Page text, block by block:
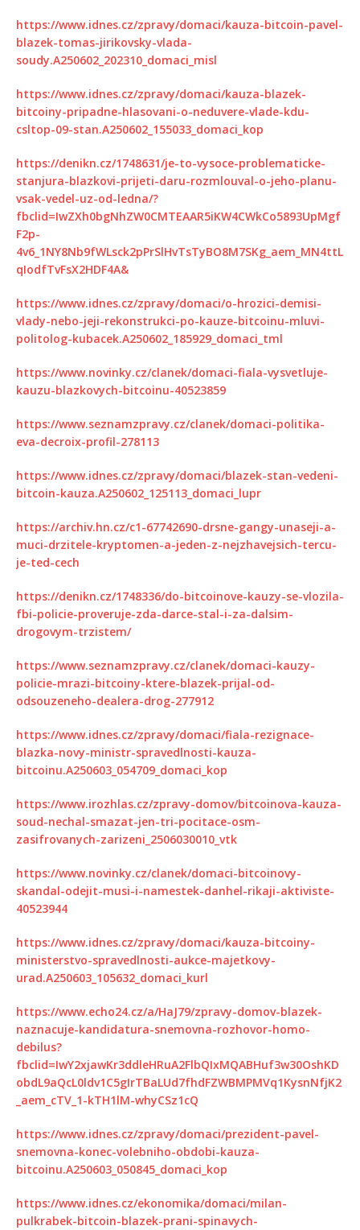
https://www.idnes.cz/zpravy/domaci/kauza-bitcoin-pavel-
blazek-tomas-jirikovsky-vlada-
soudy.A250602_202310_domaci_misl
https://www.idnes.cz/zpravy/domaci/kauza-blazek-
bitcoiny-pripadne-hlasovani-o-neduvere-vlade-kdu-
csltop-09-stan.A250602_155033_domaci_kop
https://denikn.cz/1748631/je-to-vysoce-problematicke-
stanjura-blazkovi-prijeti-daru-rozmlouval-o-jeho-planu-
vsak-vedel-uz-od-ledna/?
fbclid=IwZXh0bgNhZW0CMTEAAR5iKW4CWkCo5893UpMgf
F2p-
4v6_1NY8Nb9fWLsck2pPrSlHvTsTyBO8M7SKg_aem_MN4ttL
qIodfTvFsX2HDF4A&
https://www.idnes.cz/zpravy/domaci/o-hrozici-demisi-
vlady-nebo-jeji-rekonstrukci-po-kauze-bitcoinu-mluvi-
politolog-kubacek.A250602_185929_domaci_tml
https://www.novinky.cz/clanek/domaci-fiala-vysvetluje-
kauzu-blazkovych-bitcoinu-40523859
https://www.seznamzpravy.cz/clanek/domaci-politika-
eva-decroix-profil-278113
https://www.idnes.cz/zpravy/domaci/blazek-stan-vedeni-
bitcoin-kauza.A250602_125113_domaci_lupr
https://archiv.hn.cz/c1-67742690-drsne-gangy-unaseji-a-
muci-drzitele-kryptomen-a-jeden-z-nejzhavejsich-tercu-
je-ted-cech
https://denikn.cz/1748336/do-bitcoinove-kauzy-se-vlozila-
fbi-policie-proveruje-zda-darce-stal-i-za-dalsim-
drogovym-trzistem/
https://www.seznamzpravy.cz/clanek/domaci-kauzy-
policie-mrazi-bitcoiny-ktere-blazek-prijal-od-
odsouzeneho-dealera-drog-277912
https://www.idnes.cz/zpravy/domaci/fiala-rezignace-
blazka-novy-ministr-spravedlnosti-kauza-
bitcoinu.A250603_054709_domaci_kop
https://www.irozhlas.cz/zpravy-domov/bitcoinova-kauza-
soud-nechal-smazat-jen-tri-pocitace-osm-
zasifrovanych-zarizeni_2506030010_vtk
https://www.novinky.cz/clanek/domaci-bitcoinovy-
skandal-odejit-musi-i-namestek-danhel-rikaji-aktiviste-
40523944
https://www.idnes.cz/zpravy/domaci/kauza-bitcoiny-
ministerstvo-spravedlnosti-aukce-majetkovy-
urad.A250603_105632_domaci_kurl
https://www.echo24.cz/a/HaJ79/zpravy-domov-blazek-
naznacuje-kandidatura-snemovna-rozhovor-homo-
debilus?
fbclid=IwY2xjawKr3ddleHRuA2FlbQIxMQABHuf3w30OshKD
obdL9aQcL0ldv1C5gIrTBaLUd7fhdFZWBMPMVq1KysnNfjK2
_aem_cTV_1-kTH1lM-whyCSz1cQ
https://www.idnes.cz/zpravy/domaci/prezident-pavel-
snemovna-konec-volebniho-obdobi-kauza-
bitcoinu.A250603_050845_domaci_kop
https://www.idnes.cz/ekonomika/domaci/milan-
pulkrabek-bitcoin-blazek-prani-spinavych-